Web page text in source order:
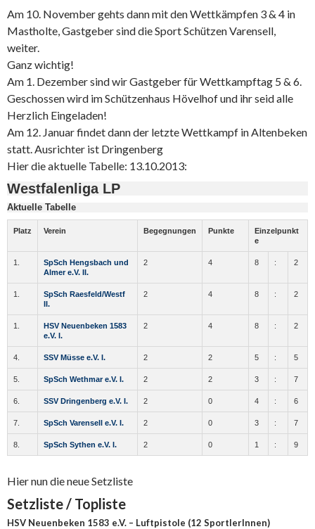
Am 10. November gehts dann mit den Wettkämpfen 3 & 4 in
Mastholte, Gastgeber sind die Sport Schützen Varensell,
weiter.
Ganz wichtig!
Am 1. Dezember sind wir Gastgeber für Wettkampftag 5 & 6.
Geschossen wird im Schützenhaus Hövelhof und ihr seid alle
Herzlich Eingeladen!
Am 12. Januar findet dann der letzte Wettkampf in Altenbeken
statt. Ausrichter ist Dringenberg
Hier die aktuelle Tabelle: 13.10.2013:
Westfalenliga LP
Aktuelle Tabelle
Platz Verein Begegnungen Punkte
Einzelpunkt
e
1.
SpSch Hengsbach und
Almer e.V. II.
2 4 8 : 2
1.
SpSch Raesfeld/Westf
II.
2 4 8 : 2
1.
HSV Neuenbeken 1583
e.V. I.
2 4 8 : 2
4. SSV Müsse e.V. I. 2 2 5 : 5
5. SpSch Wethmar e.V. I. 2 2 3 : 7
6. SSV Dringenberg e.V. I. 2 0 4 : 6
7. SpSch Varensell e.V. I. 2 0 3 : 7
8. SpSch Sythen e.V. I. 2 0 1 : 9
Hier nun die neue Setzliste
Setzliste / Topliste
HSV Neuenbeken 1583 e.V. – Luftpistole (12 SportlerInnen)